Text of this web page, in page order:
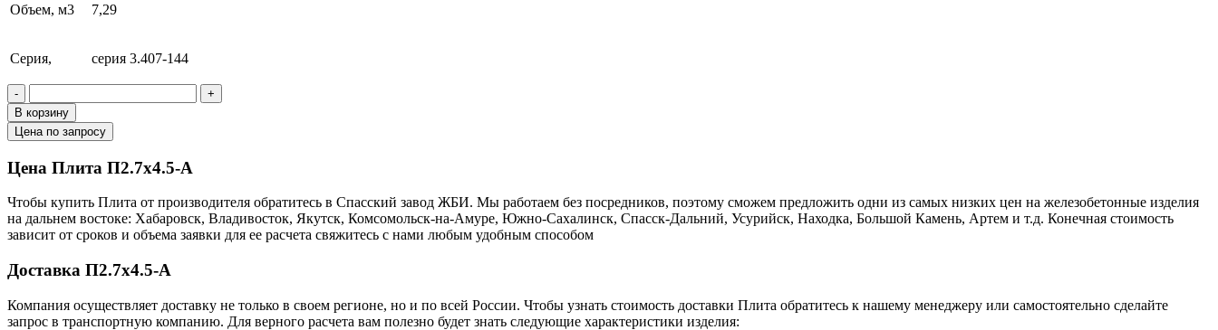
Объем, м3 7,29
Серия, серия 3.407-144
-
+
В корзину
Цена по запросу
Цена Плита П2.7х4.5-А
Чтобы купить Плита от производителя обратитесь в Cпасский завод ЖБИ. Мы работаем без посредников, поэтому сможем предложить одни из самых низких цен на железобетонные изделия
на дальнем востоке: Хабаровск, Владивосток, Якутск, Комсомольск-на-Амуре, Южно-Сахалинск, Спасск-Дальний, Усурийск, Находка, Большой Камень, Артем и т.д. Конечная стоимость
зависит от сроков и объема заявки для ее расчета свяжитесь с нами любым удобным способом
Доставка П2.7х4.5-А
Компания осуществляет доставку не только в своем регионе, но и по всей России. Чтобы узнать стоимость доставки Плита обратитесь к нашему менеджеру или самостоятельно сделайте
запрос в транспортную компанию. Для верного расчета вам полезно будет знать следующие характеристики изделия: